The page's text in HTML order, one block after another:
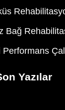
Bağ
Yazılar